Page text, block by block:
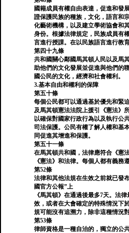
國籍成員有權自由表達，促進和發
證保護民族的種族，文化，語言和
化藝術機構，以及建立學術協會和
身份。根據法律規定，民族成員有
言進行授課。在以民族語言進行教
第四十九條
共和國關心鄰國馬其頓人民以及馬
助他們的文化發展並促進與他們的
國公民的文化，經濟和社會權利。
3.基本自由和權利的保障
第五十條
每個公民都可以通過基於優先和緊
及馬其頓憲法法院上援引《憲法》
以確保對國家行政行為以及執行公
司法保護。公民有權了解人權和基
同促進其增進和保護。
第五十一條
在馬其頓共和國，法律應符合《憲
《憲法》和法律。每個人都有義務
第52條
法律和其他法規在生效之前就已發
國官方公報”上
《馬其頓》在通過後最多7天。法
效，或者在大會確定的特殊情況下
規可能沒有追溯力，除非這種情況
第53條
律師資格是一種自治的，獨立的公